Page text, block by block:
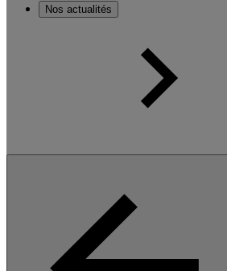
Nos actualités